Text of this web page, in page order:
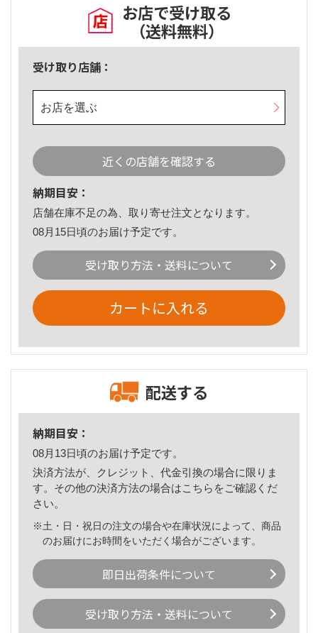
お店で受け取る
（送料無料）
受け取り店舗：
お店を選ぶ
近くの店舗を確認する
納期目安：
店舗在庫不足の為、取り寄せ注文となります。
08月15日頃のお届け予定です。
受け取り方法・送料について
カートに入れる
配送する
納期目安：
08月13日頃のお届け予定です。
決済方法が、クレジット、代金引換の場合に限りま
す。その他の決済方法の場合はこちら をご確認くだ
さい。
※土・日・祝日の注文の場合や在庫状況によって、商品
のお届けにお時間をいただく場合がございます。
即日出荷条件について
受け取り方法・送料について